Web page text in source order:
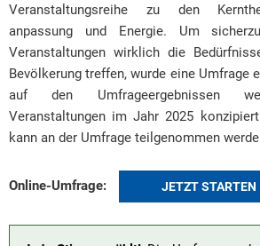
Veranstaltungsreihe zu den
anpassung und Energie. Um
Veranstaltungen wirklich die
Bevölkerung treffen, wurde eine Umfrage
auf den Umfrageergebnissen
Veranstaltungen im Jahr 2025
kann an der Umfrage teilgenommen
Online-Umfrage: JETZT STARTEN